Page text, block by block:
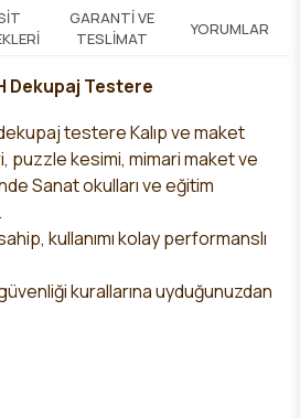
GARANTI VE
TESLIMAT
YORUMLAR
Dekupaj Testere
testereKalıp ve maket
puzzle kesimi, mimari maketve
Sanat okulları veeğitim
kullanımı kolay performanslı
kurallarına uyduğunuzdan